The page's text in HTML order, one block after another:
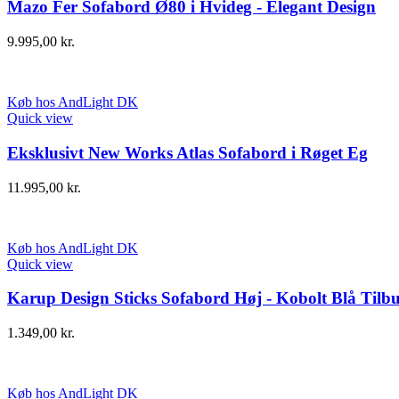
Mazo Fer Sofabord Ø80 i Hvideg - Elegant Design
9.995,00 kr.
Køb hos AndLight DK
Quick view
Eksklusivt New Works Atlas Sofabord i Røget Eg
11.995,00 kr.
Køb hos AndLight DK
Quick view
Karup Design Sticks Sofabord Høj - Kobolt Blå
1.349,00 kr.
Køb hos AndLight DK